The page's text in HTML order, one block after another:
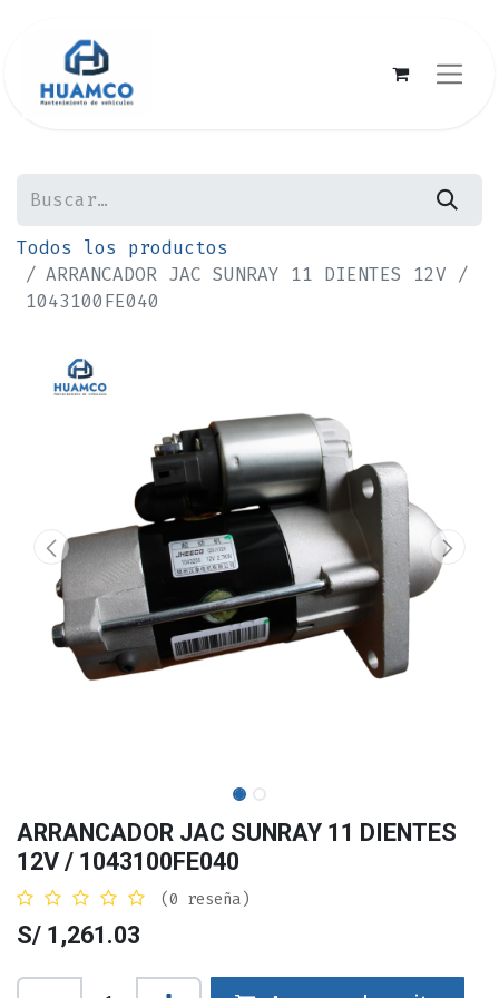
Todos los productos
ARRANCADOR JAC SUNRAY 11 DIENTES 12V /
1043100FE040
ARRANCADOR JAC SUNRAY 11 DIENTES
12V / 1043100FE040
(0 reseña)
S/ 1,261.03